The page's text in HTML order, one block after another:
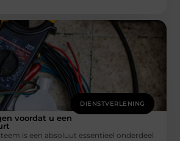
DIENSTVERLENING
voordat u een
is een absoluut essentieel onderdeel